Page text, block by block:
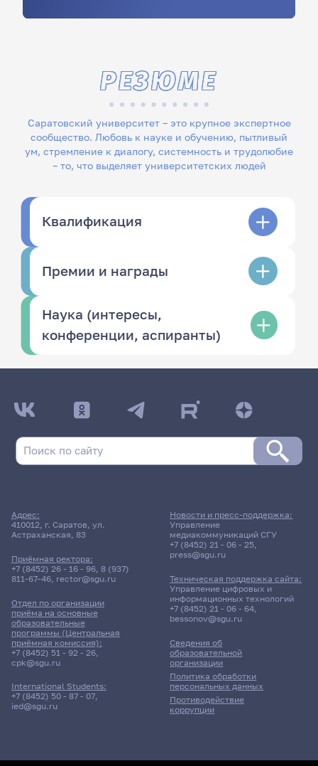
Саратовский университет – это крупное экспертное
сообщество. Любовь к науке и обучению, пытливый
ум, стремление к диалогу, системность и трудолюбие
– то, что выделяет университетских людей
РЕЗЮМЕ
Квалификация
Премии и награды
Наука (интересы,
конференции, аспиранты)
Адрес:
410012, г. Саратов, ул.
Астраханская, 83
Приёмная ректора:
+7 (8452) 26 - 16 - 96, 8 (937)
811-67-46, rector@sgu.ru
Отдел по организации
приёма на основные
образовательные
программы (Центральная
приёмная комиссия):
+7 (8452) 51 - 92 - 26,
cpk@sgu.ru
International Students:
+7 (8452) 50 - 87 - 07,
ied@sgu.ru
Сведения об
образовательной
организации
Политика обработки
персональных данных
Противодействие
коррупции
Новости и пресс-поддержка:
Управление
медиакоммуникаций СГУ
+7 (8452) 21 - 06 - 25,
press@sgu.ru
Техническая поддержка сайта:
Управление цифровых и
информационных технологий
+7 (8452) 21 - 06 - 64,
bessonov@sgu.ru